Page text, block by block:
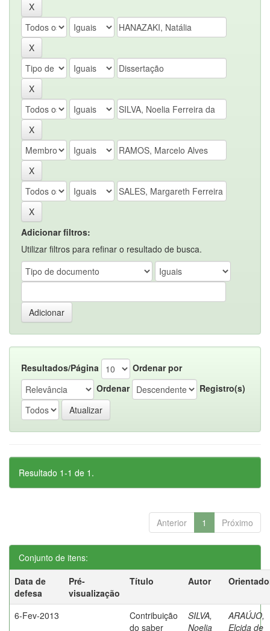
Adicionar filtros:
Utilizar filtros para refinar o resultado de busca.
Resultados/Página
Ordenar por
Ordenar
Registro(s)
Resultado 1-1 de 1.
Anterior 1 Próximo
Conjunto de itens:
Data de
defesa
Pré-
visualização
Título Autor
6-Fev-2013
Contribuição
do saber
SILVA,
Noelia
ARAÚJO,
Elcida de